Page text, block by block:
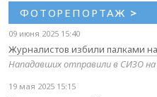
ФОТОРЕПОРТАЖ >
09 июня 2025 15:40
Журналистов избили палками
Нападавших отправили в СИЗО
19 мая 2025 15:15